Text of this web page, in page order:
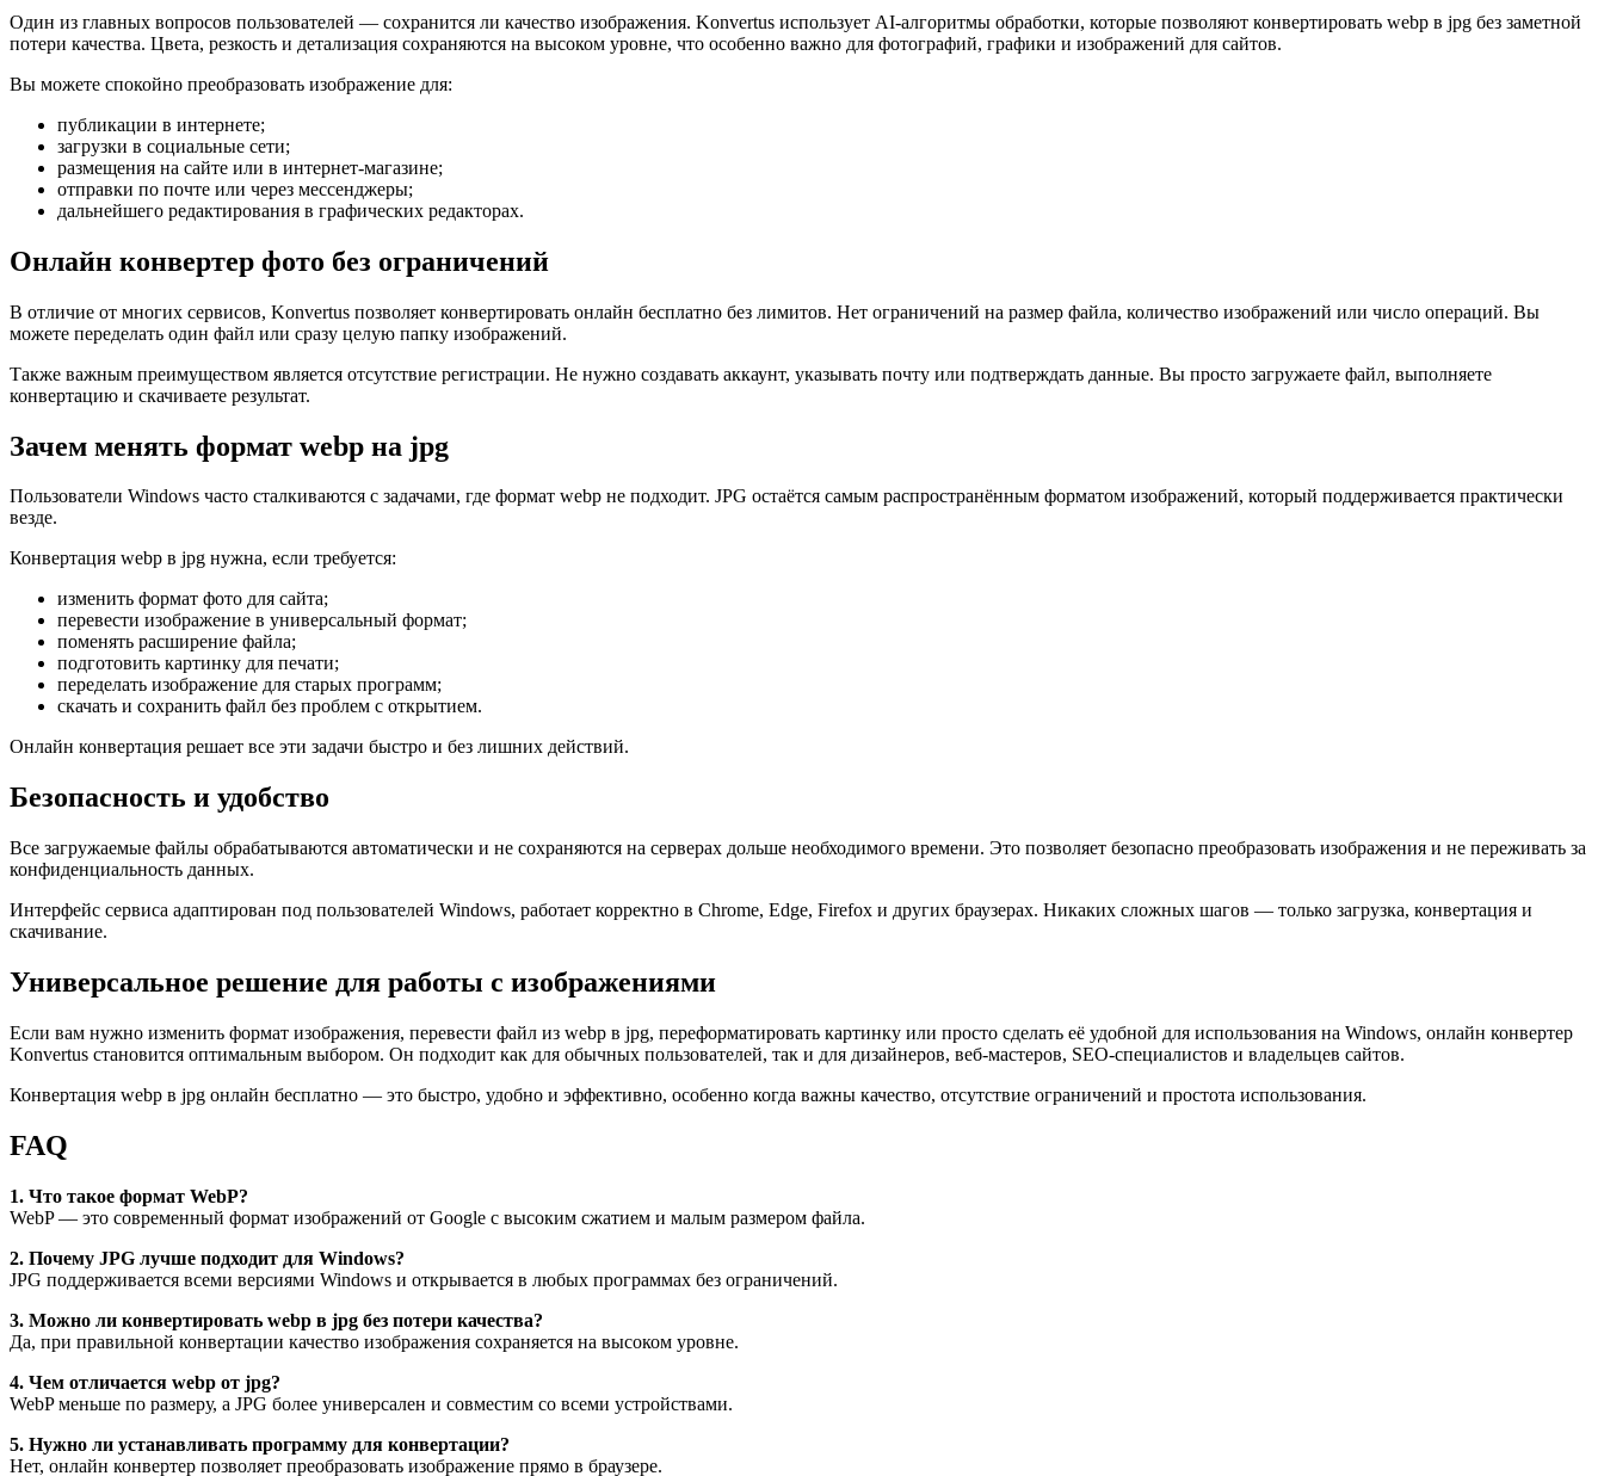
Один из главных вопросов пользователей — сохранится ли качество изображения. Konvertus использует AI-алгоритмы обработки, которые позволяют конвертировать webp в jpg без заметной
потери качества. Цвета, резкость и детализация сохраняются на высоком уровне, что особенно важно для фотографий, графики и изображений для сайтов.
Вы можете спокойно преобразовать изображение для:
публикации в интернете;
загрузки в социальные сети;
размещения на сайте или в интернет-магазине;
отправки по почте или через мессенджеры;
дальнейшего редактирования в графических редакторах.
Онлайн конвертер фото без ограничений
В отличие от многих сервисов, Konvertus позволяет конвертировать онлайн бесплатно без лимитов. Нет ограничений на размер файла, количество изображений или число операций. Вы
можете переделать один файл или сразу целую папку изображений.
Также важным преимуществом является отсутствие регистрации. Не нужно создавать аккаунт, указывать почту или подтверждать данные. Вы просто загружаете файл, выполняете
конвертацию и скачиваете результат.
Зачем менять формат webp на jpg
Пользователи Windows часто сталкиваются с задачами, где формат webp не подходит. JPG остаётся самым распространённым форматом изображений, который поддерживается практически
везде.
Конвертация webp в jpg нужна, если требуется:
изменить формат фото для сайта;
перевести изображение в универсальный формат;
поменять расширение файла;
подготовить картинку для печати;
переделать изображение для старых программ;
скачать и сохранить файл без проблем с открытием.
Онлайн конвертация решает все эти задачи быстро и без лишних действий.
Безопасность и удобство
Все загружаемые файлы обрабатываются автоматически и не сохраняются на серверах дольше необходимого времени. Это позволяет безопасно преобразовать изображения и не переживать за
конфиденциальность данных.
Интерфейс сервиса адаптирован под пользователей Windows, работает корректно в Chrome, Edge, Firefox и других браузерах. Никаких сложных шагов — только загрузка, конвертация и
скачивание.
Универсальное решение для работы с изображениями
Если вам нужно изменить формат изображения, перевести файл из webp в jpg, переформатировать картинку или просто сделать её удобной для использования на Windows, онлайн конвертер
Konvertus становится оптимальным выбором. Он подходит как для обычных пользователей, так и для дизайнеров, веб-мастеров, SEO-специалистов и владельцев сайтов.
Конвертация webp в jpg онлайн бесплатно — это быстро, удобно и эффективно, особенно когда важны качество, отсутствие ограничений и простота использования.
FAQ
1. Что такое формат WebP?
WebP — это современный формат изображений от Google с высоким сжатием и малым размером файла.
2. Почему JPG лучше подходит для Windows?
JPG поддерживается всеми версиями Windows и открывается в любых программах без ограничений.
3. Можно ли конвертировать webp в jpg без потери качества?
Да, при правильной конвертации качество изображения сохраняется на высоком уровне.
4. Чем отличается webp от jpg?
WebP меньше по размеру, а JPG более универсален и совместим со всеми устройствами.
5. Нужно ли устанавливать программу для конвертации?
Нет, онлайн конвертер позволяет преобразовать изображение прямо в браузере.